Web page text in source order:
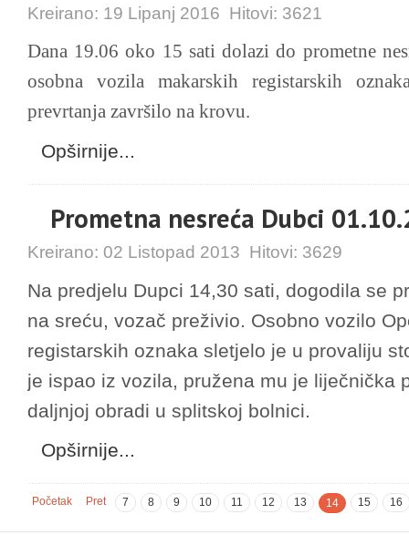
Kreirano: 19 Lipanj 2016 Hitovi: 3621
Dana 19.06 oko 15 sati dolazi do prometne
osobna vozila makarskih registarskih
prevrtanja završilo na krovu.
Opširnije...
Prometna nesreća Dubci
Kreirano: 02 Listopad 2013 Hitovi: 3629
Na predjelu Dupci 14,30 sati, dogodila se
na sreću, vozač preživio. Osobno vozilo
registarskih oznaka sletjelo je u provaliju
je ispao iz vozila, pružena mu je liječnička
daljnjoj obradi u splitskoj bolnici.
Opširnije...
Početak Pret 7 8 9 10 11 12 13 14 15 16